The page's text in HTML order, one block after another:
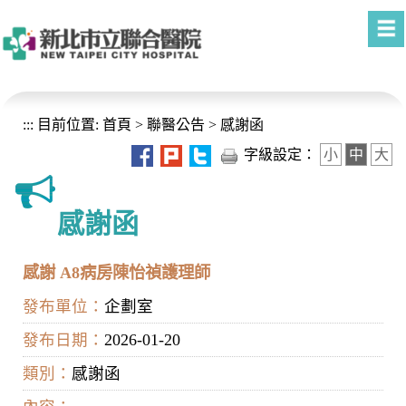
::: 目前位置: 首頁 > 聯醫公告 > 感謝函
字級設定：
小 中 大
感謝函
感謝 A8病房陳怡禎護理師
發布單位： 企劃室
發布日期： 2026-01-20
類別： 感謝函